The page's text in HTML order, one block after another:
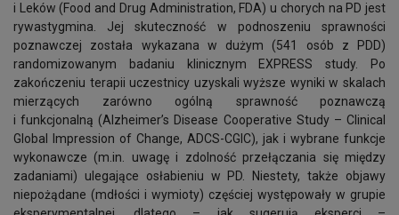
i Leków (Food and Drug Administration, FDA) u chorych na PD jest
rywastygmina. Jej skuteczność w podnoszeniu sprawności
poznawczej została wykazana w dużym (541 osób z PDD)
randomizowanym badaniu klinicznym EXPRESS study. Po
zakończeniu terapii uczestnicy uzyskali wyższe wyniki w skalach
mierzących zarówno ogólną sprawność poznawczą
i funkcjonalną (Alzheimer’s Disease Cooperative Study – Clinical
Global Impression of Change, ADCS-CGIC), jak i wybrane funkcje
wykonawcze (m.in. uwagę i zdolność przełączania się między
zadaniami) ulegające osłabieniu w PD. Niestety, także objawy
niepożądane (mdłości i wymioty) częściej występowały w grupie